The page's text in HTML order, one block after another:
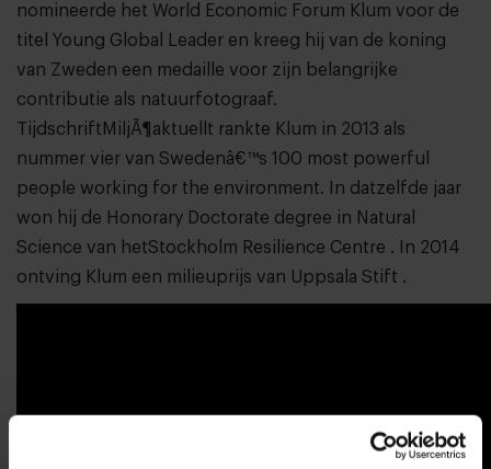
nomineerde het World Economic Forum Klum voor de
titel Young Global Leader en kreeg hij van de koning
van Zweden een medaille voor zijn belangrijke
contributie als natuurfotograaf.
TijdschriftMiljÃ¶aktuellt rankte Klum in 2013 als
nummer vier van Swedenâ€™s 100 most powerful
people working for the environment. In datzelfde jaar
won hij de Honorary Doctorate degree in Natural
Science van hetStockholm Resilience Centre . In 2014
ontving Klum een milieuprijs van Uppsala Stift .